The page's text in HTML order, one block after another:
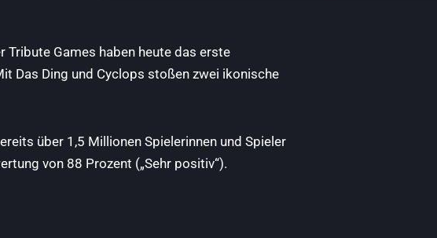
Games haben heute das erste
Das Ding und Cyclops stoßen zwei ikonische
über 1,5 Millionen Spielerinnen und Spieler
von 88 Prozent („Sehr positiv“).